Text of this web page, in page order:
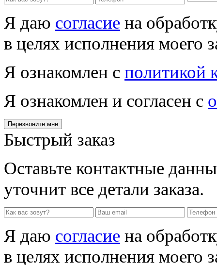
Я даю согласие на
в целях исполнения моего
Я ознакомлен с политикой
Я ознакомлен и согласен с
Перезвоните мне
Быстрый заказ
Оставьте контактные
уточнит все детали заказа.
Я даю согласие на
в целях исполнения моего